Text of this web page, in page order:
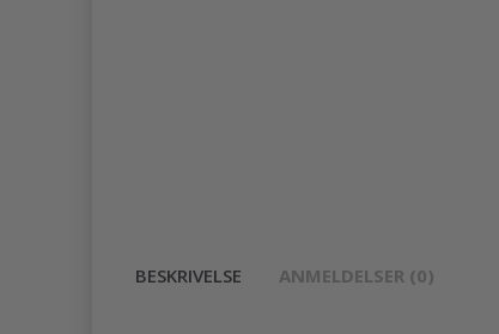
BESKRIVELSE ANMELDELSER (0)